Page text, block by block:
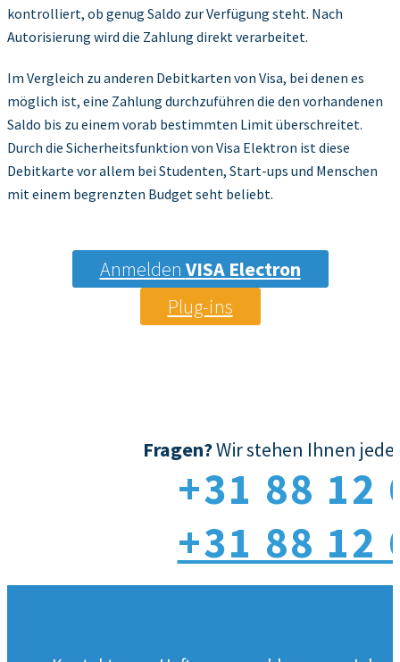
kontrolliert, ob genug Saldo zur Verfügung steht. Nach
Autorisierung wird die Zahlung direkt verarbeitet.
Im Vergleich zu anderen Debitkarten von Visa, bei denen es
möglich ist, eine Zahlung durchzuführen die den vorhandenen
Saldo bis zu einem vorab bestimmten Limit überschreitet.
Durch die Sicherheitsfunktion von Visa Elektron ist diese
Debitkarte vor allem bei Studenten, Start-ups und Menschen
mit einem begrenzten Budget seht beliebt.
Anmelden VISA Electron
Plug-ins
Fragen?Wir stehen Ihnen
+31 88 12
+31 88 12